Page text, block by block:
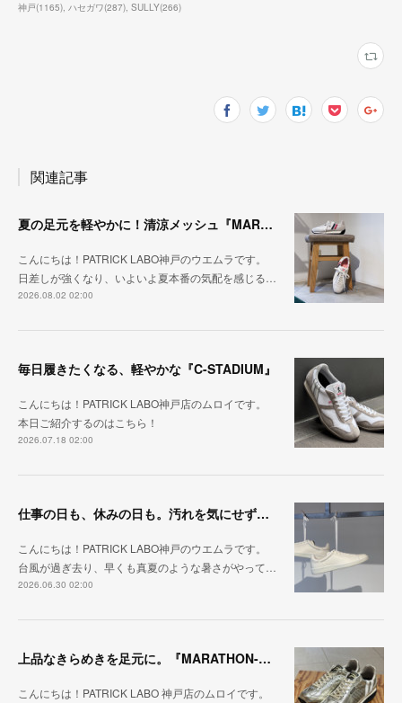
神戸(1165) ハセガワ(287) SULLY(266)
関連記事
夏の足元を軽やかに！清涼メッシュ『MARATHON-ME2』
こんにちは！PATRICK LABO神戸のウエムラです。
日差しが強くなり、いよいよ夏本番の気配を感じる…
2026.08.02 02:00
毎日履きたくなる、軽やかな『C-STADIUM』
こんにちは！PATRICK LABO神戸店のムロイです。
本日ご紹介するのはこちら！
2026.07.18 02:00
仕事の日も、休みの日も。汚れを気にせず毎日履ける『PUNCH-WP_WHT』
こんにちは！PATRICK LABO神戸のウエムラです。
台風が過ぎ去り、早くも真夏のような暑さがやって…
2026.06.30 02:00
上品なきらめきを足元に。『MARATHON-HAKU』
こんにちは！PATRICK LABO 神戸店のムロイです。